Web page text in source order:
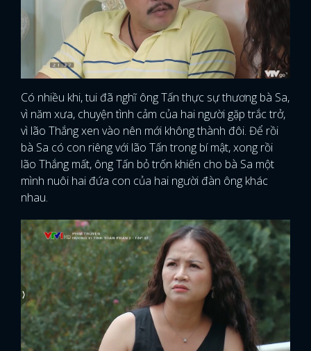
Có nhiều khi, tui đã nghĩ ông Tấn thực sự thương bà Sa,
vì năm xưa, chuyện tình cảm của hai người gặp trắc trở,
vì lão Thắng xen vào nên mới không thành đôi. Để rồi
bà Sa có con riêng với lão Tấn trong bí mật, xong rồi
lão Thắng mất, ông Tấn bỏ trốn khiến cho bà Sa một
mình nuôi hai đứa con của hai người đàn ông khác
nhau.